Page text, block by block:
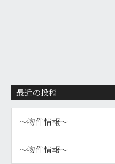
最近の投稿
〜物件情報〜
〜物件情報〜